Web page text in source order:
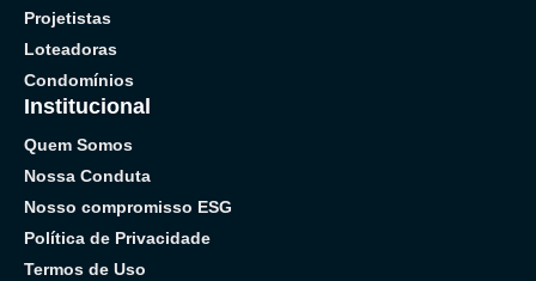
Projetistas
Loteadoras
Condomínios
Institucional
Quem Somos
Nossa Conduta
Nosso compromisso ESG
Política de Privacidade
Termos de Uso